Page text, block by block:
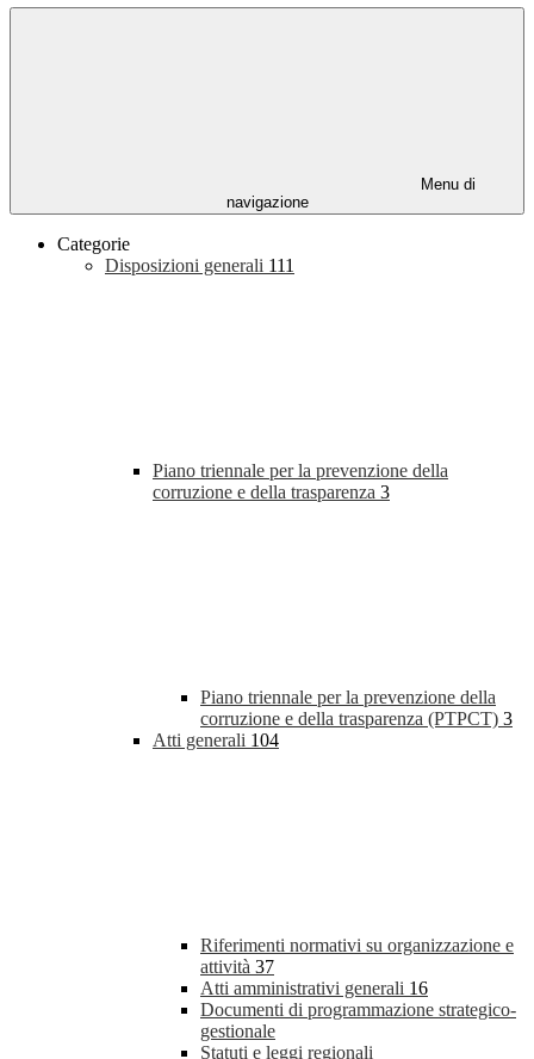
Menu di
navigazione
Categorie
Disposizioni generali 111
Piano triennale per la prevenzione della
corruzione e della trasparenza 3
Piano triennale per la prevenzione della
corruzione e della trasparenza (PTPCT) 3
Atti generali 104
Riferimenti normativi su organizzazione e
attività 37
Atti amministrativi generali 16
Documenti di programmazione strategico-
gestionale
Statuti e leggi regionali